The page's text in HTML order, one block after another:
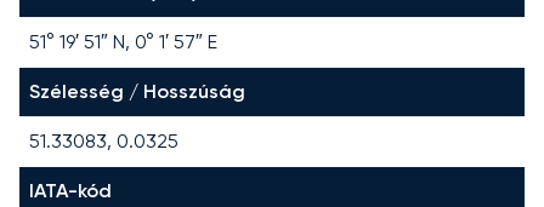
51° 19′ 51″ N, 0° 1′ 57″ E
Szélesség / Hosszúság
51.33083, 0.0325
IATA-kód